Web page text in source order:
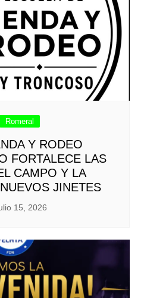
Romeral
Y RODEO
FORTALECE LAS
CAMPO Y LA
JINETES
15, 2026